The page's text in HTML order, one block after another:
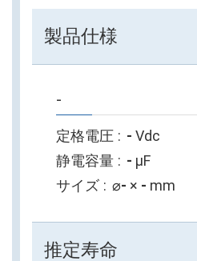
製品仕様
-
定格電圧 - Vdc
静電容量
- µF
サイズ
⌀- × - mm
推定寿命